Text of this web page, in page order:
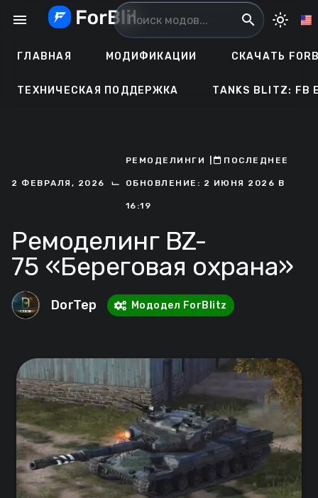
menu search light_mode
ГЛАВНАЯ МОДИФИКАЦИИ СКАЧАТЬ
ТЕХНИЧЕСКАЯ ПОДДЕРЖКА TANKS BLITZ: FB
2 ФЕВРАЛЯ, 2026 ⌙
РЕМОДЕЛИНГИ ㅤПОСЛЕДНЕЕ
ОБНОВЛЕНИЕ: 2 ИЮНЯ 2026 В
16:19
Ремоделинг BZ-
75 «Береговая охрана»
DorTep Мододел ForBlitz